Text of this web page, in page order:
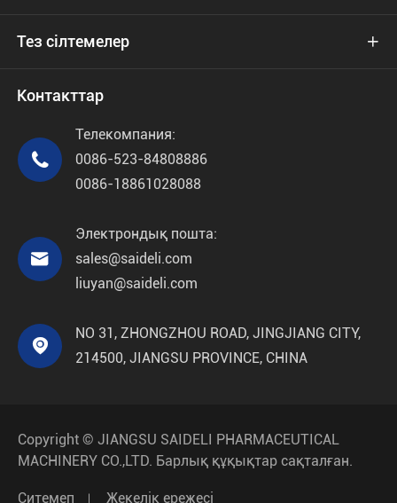
Тез сілтемелер 
Контакттар

Телекомпания:
0086-523-84808886
0086-18861028088

Электрондық пошта:
sales@saideli.com
liuyan@saideli.com

NO 31, ZHONGZHOU ROAD, JINGJIANG CITY,
214500, JIANGSU PROVINCE, CHINA
Copyright © JIANGSU SAIDELI PHARMACEUTICAL
MACHINERY CO.,LTD. Барлық құқықтар сақталған.
Ситемеп Жекелік ережесі